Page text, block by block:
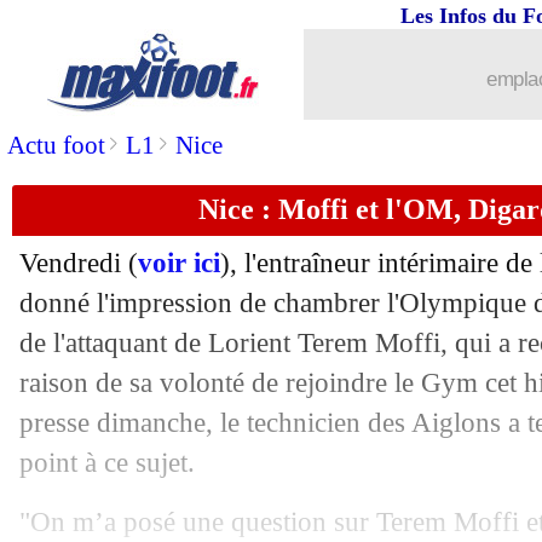
Actu foot> L1 > Nice
Les Infos du
Nice : Moffi et l'OM,
Vendredi (voir ici), l'entraîneur intérimaire
donné l'impression de chambrer l'Olympique
de l'attaquant de Lorient Terem Moffi, qui a
raison de sa volonté de rejoindre le Gym cet
presse dimanche, le technicien des Aiglons a
point à ce sujet.
"On m’a posé une question sur Terem Moffi
Esp. (Cpe) : un Clasico en demi-
30/01 Torino: c'est signé pour Ilic (officiel)
30/01 OM: Clauss, un prêt totalement
30/01 Nice: Delort prêté à Nantes (officiel)
30/01 Man Utd : un non ferme pour
30/01 OM: accord avec Brest pour Amavi
Lorient : Moffi absent à